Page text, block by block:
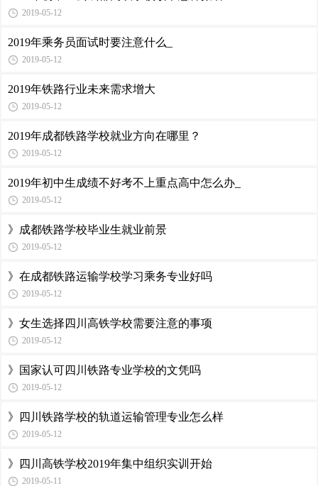
2019-05-12
2019年乘务员面试时要注意什么_
2019-05-12
2019年铁路行业未来需求增大
2019-05-12
2019年成都铁路学校就业方向在哪里？
2019-05-12
2019年初中生成绩不好考不上重点高中怎么办_
2019-05-12
》成都铁路学校毕业生就业前景
2019-05-12
》在成都铁路运输学校学习乘务专业好吗
2019-05-12
》女生选择四川高铁学校需要注意的事项
2019-05-12
》国家认可四川铁路专业学校的文凭吗
2019-05-12
》四川铁路学校的轨道运输管理专业怎么样
2019-05-12
》四川高铁学校2019年集中组织实训开始
2019-05-11